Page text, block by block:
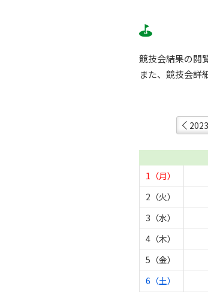
競技会結果の閲
また、競技会詳
1（月）
2（火）
3（水）
4（木）
5（金）
6（土）